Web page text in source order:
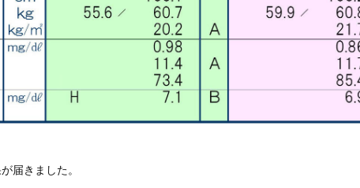
届きました。